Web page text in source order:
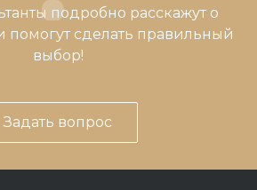
подробно расскажут о
помогут сделать правильный
выбор!
Задать вопрос